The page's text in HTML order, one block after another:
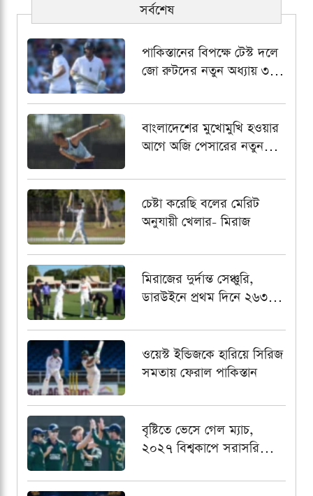
সর্বশেষ
পাকিস্তানের বিপক্ষে টেস্ট দলে
জো রুটদের নতুন অধ্যায় ৩
বাংলাদেশের মুখোমুখি হওয়ার
আগে অজি পেসারের নতুন
চেষ্টা করেছি বলের মেরিট
অনুযায়ী খেলার- মিরাজ
মিরাজের দুর্দান্ত সেঞ্চুরি,
ডারউইনে প্রথম দিনে ২৬৩
ওয়েস্ট ইন্ডিজকে হারিয়ে সিরিজ
সমতায় ফেরাল পাকিস্তান
বৃষ্টিতে ভেসে গেল ম্যাচ,
২০২৭ বিশ্বকাপে সরাসরি
আয়ারল্যান্ডের